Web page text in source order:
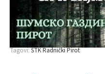
Tagovi:STK Radnički Pirot